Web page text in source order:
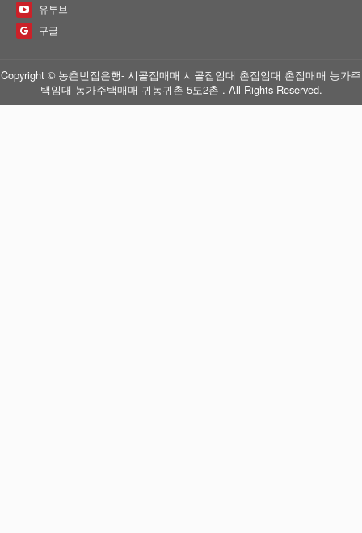
유투브
구글
Copyright © 농촌빈집은행- 시골집매매 시골집임대 촌집임대 촌집매매 농가주
택임대 농가주택매매 귀농귀촌 5도2촌 . All Rights Reserved.